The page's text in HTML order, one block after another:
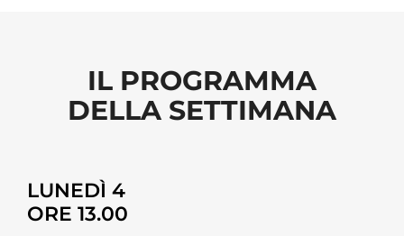
IL PROGRAMMA
DELLA SETTIMANA
LUNEDÌ 4
ORE 13.00